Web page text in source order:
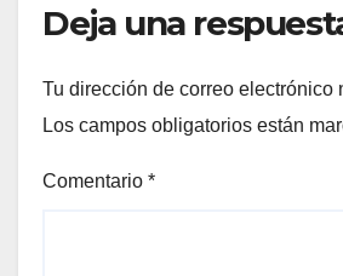
Deja una
Tu dirección de correo electrónico
Los campos obligatorios están
Comentario *